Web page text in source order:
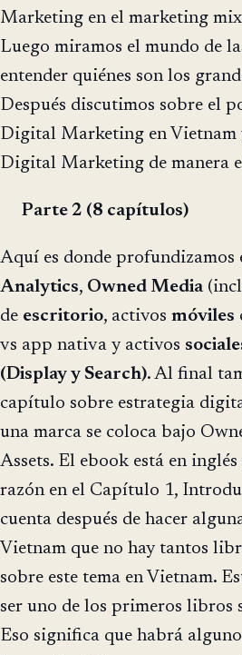
Marketing en el marketing
Luego miramos el mundo de
entender quiénes son los
Después discutimos sobre el
Digital Marketing en Vietnam
Digital Marketing de manera
Parte 2 (8 capítulos)
Aquí es donde profundizamos
Analytics, Owned Media
de escritorio, activos móviles
vs app nativa y activos
(Display y Search). Al final
capítulo sobre estrategia
una marca se coloca bajo
Assets. El ebook está en
razón en el Capítulo 1,
cuenta después de hacer
Vietnam que no hay tantos
sobre este tema en Vietnam.
ser uno de los primeros libros
Eso significa que habrá